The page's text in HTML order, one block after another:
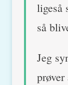
ligeså
så
Jeg